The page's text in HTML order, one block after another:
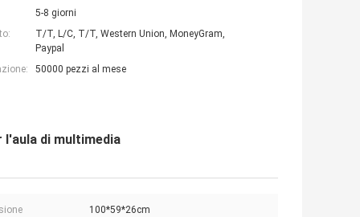
5-8 giorni
T/T, L/C, T/T, Western Union, MoneyGram,
Paypal
50000 pezzi al mese
di multimedia
100*59*26cm